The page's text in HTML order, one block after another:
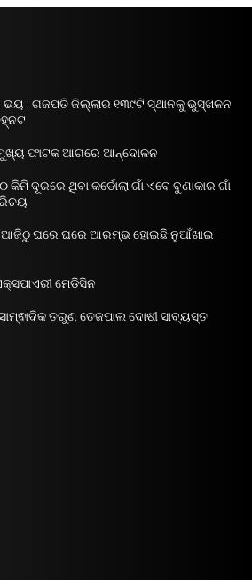
ଭୟ : ଗଜପତି ଜିଲ୍ଲାର ୧୩୯ଟି ସ୍ଥାନକୁ ଭୁସ୍ଖଳନ
ମୁଖ୍ୟ ଫାଟକ ଆଗରେ ଆନ୍ଦୋଳନ
ଦୂରରେ ଥିବା କର୍ଡୋଲା ଗାଁ ଏବେ ବୁଣାକାର ଗାଁ
ଆଜିଠୁ ଘରେ ଘରେ ଆରମ୍ଭ ହୋଇଛି ନୁଆଁଖାଇ
ମେଡିସିନ
ତରୁଣ ତେଜପାଲ ଦୋଷୀ ସାବ୍ୟସ୍ତ